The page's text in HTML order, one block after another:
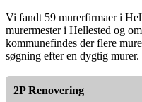
Vi fandt 59 murerfirmaer i
murermester i Hellested og
kommunefindes der flere
søgning efter en dygtig murer.
2P Renovering